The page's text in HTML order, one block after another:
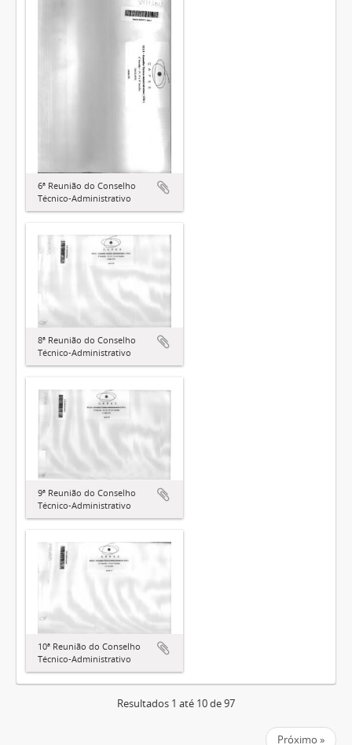
6ª Reunião do Conselho
Técnico-Administrativo
8ª Reunião do Conselho
Técnico-Administrativo
9ª Reunião do Conselho
Técnico-Administrativo
10ª Reunião do Conselho
Técnico-Administrativo
Resultados 1 até 10 de 97
Próximo »